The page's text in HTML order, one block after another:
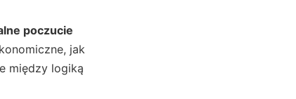
poczucie
jak
między logiką